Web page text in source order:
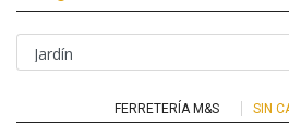
FERRETERÍA M&S SIN